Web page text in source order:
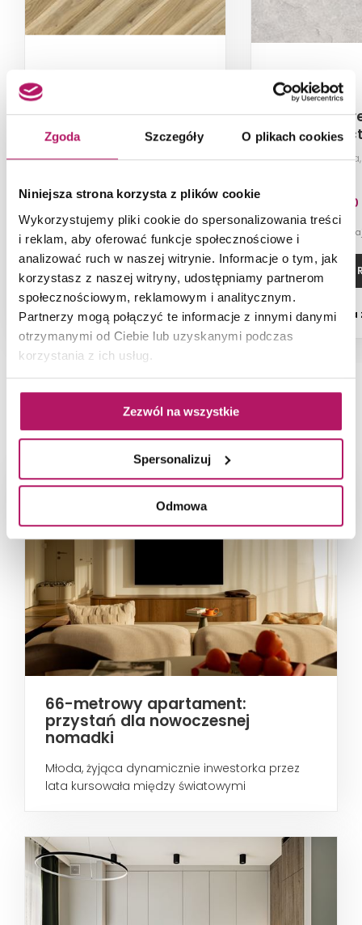
Zgoda Szczegóły O plikach cookies
Niniejsza strona korzysta z plików cookie
Wykorzystujemy pliki cookie do spersonalizowania treści
i reklam, aby oferować funkcje społecznościowe i
analizować ruch w naszej witrynie. Informacje o tym, jak
korzystasz z naszej witryny, udostępniamy partnerom
społecznościowym, reklamowym i analitycznym.
Partnerzy mogą połączyć te informacje z innymi danymi
otrzymanymi od Ciebie lub uzyskanymi podczas
korzystania z ich usług.
Zezwól na wszystkie
Spersonalizuj
Odmowa
Opoczno Wood Chevron
B Matt OP989-003-1
Płytka uniwersalna, 22,1x89 cm
110,50 PLN
-22% od 141,90 PLN najniższa cena
ZOBACZ PRODUKT
Dostępność:na zamówienie
Opoczno
Stone
Płytka
-5% od 177,00 PLN
ZOBACZ
Dostępność:
NAJNOWSZE ARTYKUŁY
66-metrowy apartament:
przystań dla nowoczesnej
nomadki
Młoda, żyjąca dynamicznie inwestorka przez
lata kursowała między światowymi